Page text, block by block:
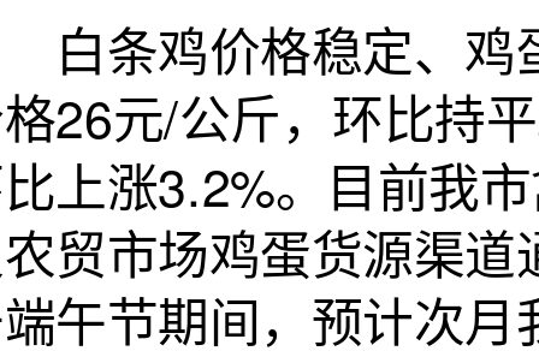
鸡价格稳定、鸡蛋
26元/公斤，环比持
上涨3.2%。目前我
贸市场鸡蛋货源渠
午节期间，预计次